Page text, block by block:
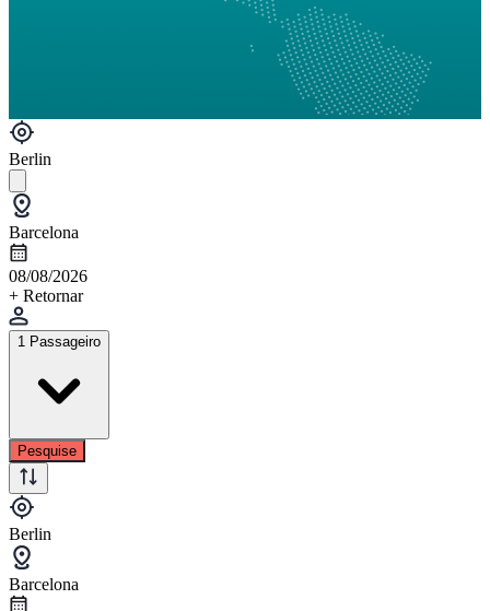
Berlin
Barcelona
08/08/2026
+ Retornar
1 Passageiro
Pesquise
Berlin
Barcelona